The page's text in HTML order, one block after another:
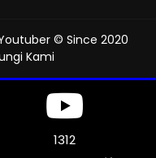
© Since 2020
Kami
1312